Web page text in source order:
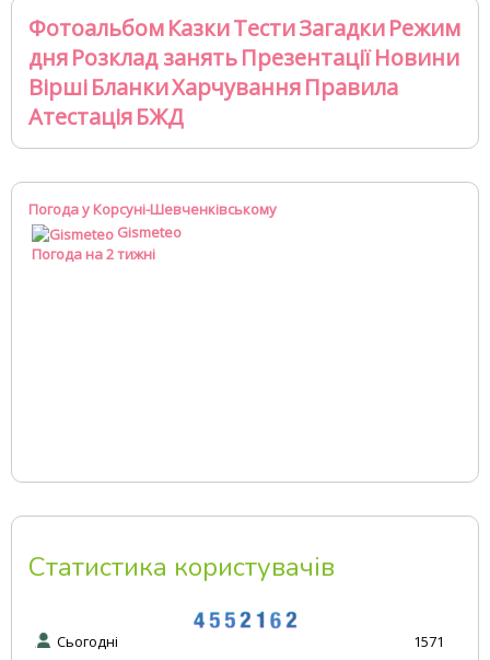
ФотоальбомКазкиТестиЗагадкиРежим
дняРозклад занятьПрезентаціїНовини
ВіршіБланкиХарчуванняПравила
АтестаціяБЖД
Погода у Корсуні-Шевченківському
Gismeteo
Погода на 2 тижні
Статистика користувачів
Сьогодні
1571